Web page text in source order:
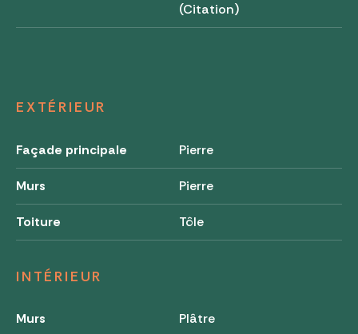
(Citation)
EXTÉRIEUR
Façade principale Pierre
Murs Pierre
Toiture Tôle
INTÉRIEUR
Murs Plâtre